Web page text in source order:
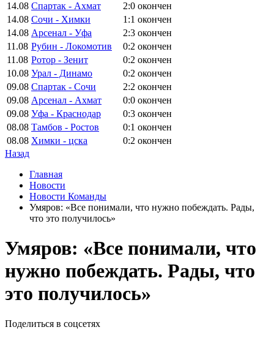
14.08 Спартак - Ахмат 2:0 окончен
14.08 Сочи - Химки 1:1 окончен
14.08 Арсенал - Уфа 2:3 окончен
11.08 Рубин - Локомотив 0:2 окончен
11.08 Ротор - Зенит 0:2 окончен
10.08 Урал - Динамо 0:2 окончен
09.08 Спартак - Сочи 2:2 окончен
09.08 Арсенал - Ахмат 0:0 окончен
09.08 Уфа - Краснодар 0:3 окончен
08.08 Тамбов - Ростов 0:1 окончен
08.08 Химки - цска 0:2 окончен
Назад
Главная
Новости
Новости Команды
Умяров: «Все понимали, что нужно побеждать. Рады,
что это получилось»
Умяров: «Все понимали, что
нужно побеждать. Рады, что
это получилось»
Поделиться в соцсетях